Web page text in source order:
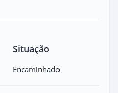
Situação
Encaminhado